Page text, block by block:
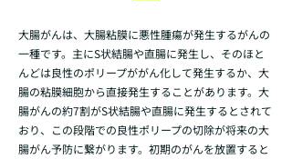
大腸がんは、大腸粘膜に悪性腫瘍が発生するがんの
一種です。主にS状結腸や直腸に発生し、そのほと
んどは良性のポリープががん化して発生するか、大
腸の粘膜細胞から直接発生することがあります。大
腸がんの約7割がS状結腸や直腸に発生するとされて
おり、この段階での良性ポリープの切除が将来の大
腸がん予防に繋がります。初期のがんを放置すると